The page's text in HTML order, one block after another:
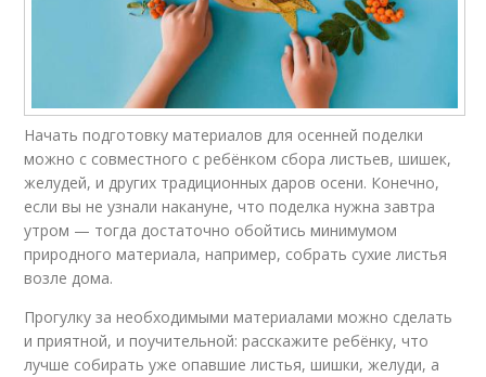
Начать подготовку материалов для осенней поделки
можно с совместного с ребёнком сбора листьев, шишек,
желудей, и других традиционных даров осени. Конечно,
если вы не узнали накануне, что поделка нужна завтра
утром — тогда достаточно обойтись минимумом
природного материала, например, собрать сухие листья
возле дома.
Прогулку за необходимыми материалами можно сделать
и приятной, и поучительной: расскажите ребёнку, что
лучше собирать уже опавшие листья, шишки, желуди, а